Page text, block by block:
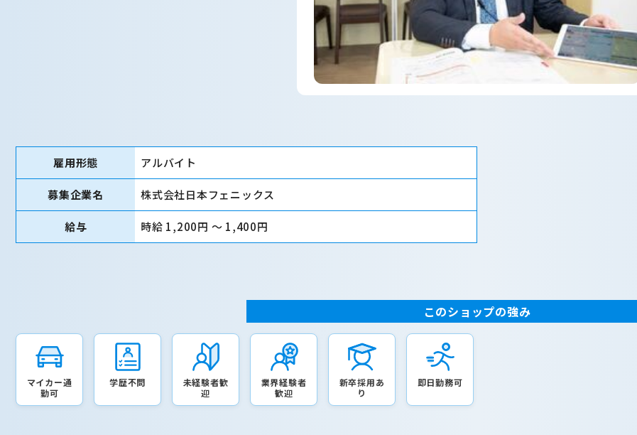
雇用形態 アルバイト
募集企業名 株式会社日本フェニックス
給与 時給 1,200円 〜 1,400円
このショップの強み
マイカー通
勤可
学歴不問
未経験者歓
迎
業界経験者
歓迎
新卒採用あ
り
即日勤務可